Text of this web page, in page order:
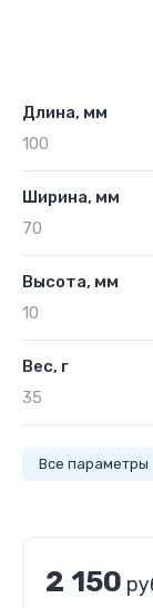
Длина, мм
100
Ширина, мм
70
Высота, мм
10
Вес, г
35
Все параметры
2 150